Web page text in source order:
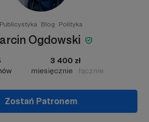
Publicystyka Blog Polityka
Ogdowski
3 400 zł
miesięcznie
łącznie
Zostań Patronem